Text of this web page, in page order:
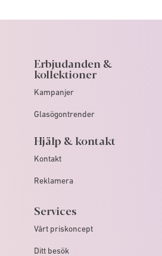
Erbjudanden &
kollektioner
Kampanjer
Glasögontrender
Hjälp & kontakt
Kontakt
Reklamera
Services
Vårt priskoncept
Ditt besök